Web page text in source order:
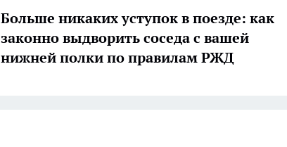
Больше никаких уступок в поезде: как
законно выдворить соседа с вашей
нижней полки по правилам РЖД